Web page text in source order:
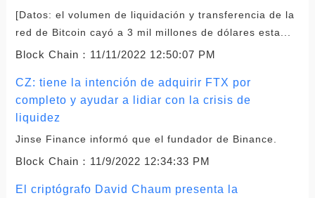
[Datos: el volumen de liquidación y transferencia de la
red de Bitcoin cayó a 3 mil millones de dólares esta...
Block Chain： 11/11/2022 12:50:07 PM
CZ: tiene la intención de adquirir FTX por
completo y ayudar a lidiar con la crisis de
liquidez
Jinse Finance informó que el fundador de Binance.
Block Chain： 11/9/2022 12:34:33 PM
El criptógrafo David Chaum presenta la